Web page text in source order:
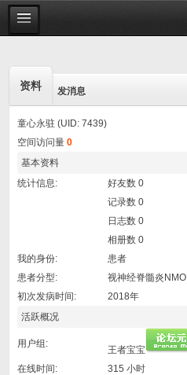
资料 发消息
童心永驻 (UID: 7439)
空间访问量 0
基本资料
统计信息:
好友数 0
记录数 0
日志数 0
相册数 0
我的身份:
患者
患者分型:
视神经脊髓炎NMO
初次发病时间:
2018年
活跃概况
用户组:
王者宝宝
在线时间:
315 小时